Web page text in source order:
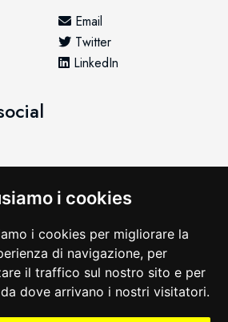
i cookies
i cookies per migliorare la
di navigazione, per
il traffico sul nostro sito e per
dove arrivano i nostri visitatori.
Email
Twitter
LinkedIn